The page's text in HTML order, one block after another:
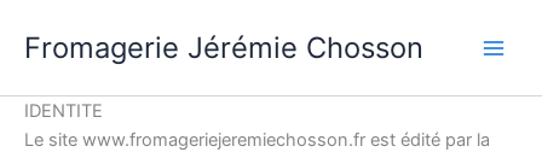
Fromagerie Jérémie Chosson
IDENTITE
Le site www.fromageriejeremiechosson.fr est édité par la